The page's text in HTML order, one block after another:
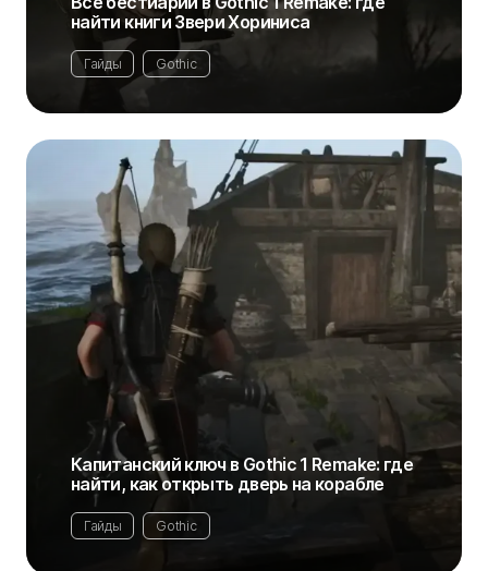
найти книги Звери Хориниса
Гайды Gothic
Капитанский ключ в Gothic 1 Remake: где
найти, как открыть дверь на корабле
Гайды Gothic